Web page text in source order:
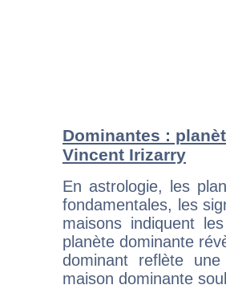
Dominantes :
Vincent Irizarry
En astrologie, les
fondamentales, les
maisons indiquent
planète dominante
dominant reflète
maison dominante